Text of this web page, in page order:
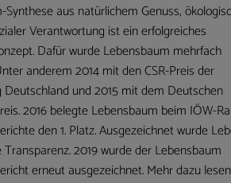
aus natürlichem Genuss,
Verantwortung ist ein erfolgreiches
Dafür wurde Lebensbaum mehrfach
anderem 2014 mit den CSR-Preis der
Deutschland und 2015 mit dem Deutschen
2016 belegte Lebensbaum beim IÖW-
den 1. Platz. Ausgezeichnet wurde
2019 wurde der Lebensbaum
erneut ausgezeichnet. Mehr dazu